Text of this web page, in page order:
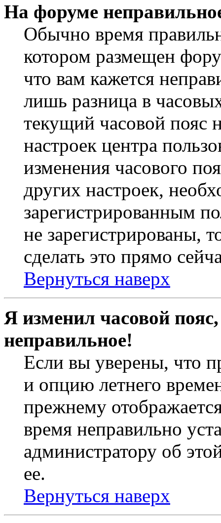
На форуме
Обычно время
котором размещен
что вам кажется
лишь разница в
текущий часовой пояс
настроек центра
изменения часового
других настроек,
зарегистрированным
не зарегистрированы,
сделать это прямо
Вернуться наверх
Я изменил часовой
неправильное!
Если вы уверены, что
и опцию летнего
прежнему
время неправильно
администратору об
ее.
Вернуться наверх